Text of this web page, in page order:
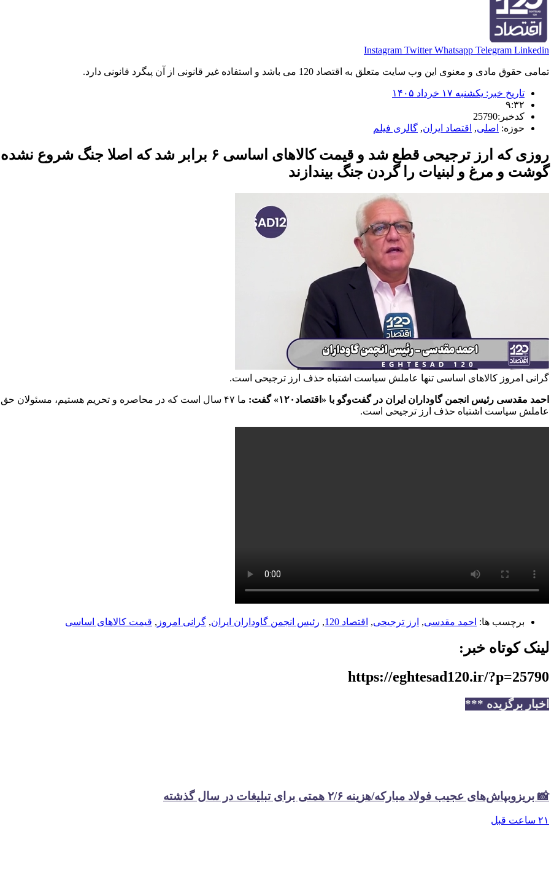
Instagram Twitter Whatsapp Telegram Linkedin
تمامی حقوق مادی و معنوی این وب سایت متعلق به اقتصاد 120 می باشد و استفاده غیر قانونی از آن پیگرد قانونی دارد.
تاریخ خبر: یکشنبه ۱۷ خرداد ۱۴۰۵
۹:۳۲
کدخبر:25790
حوزه: اصلی, اقتصاد ایران, گالری فیلم
روزی که ارز ترجیحی قطع شد و قیمت کالاهای اساسی ۶
گوشت و مرغ و لبنیات را گردن جنگ بیندازند
گرانی امروز کالاهای اساسی تنها عاملش سیاست اشتباه حذف ارز ترجیحی است.
احمد مقدسی رئیس انجمن گاوداران ایران در گفت‌وگو با «اقتصاد۱۲۰» گفت:
ما ۴۷ سال است که در محاصره و تحریم هستیم، مسئولان حق
عاملش سیاست اشتباه حذف ارز ترجیحی است.
برچسب ها: احمد مقدسی, ارز ترجیحی, اقتصاد 120 , رئیس انجمن گاوداران ایران, گرانی امروز , قیمت کالاهای اساسی
لینک کوتاه خبر:
https://eghtesad120.ir/?p=25790
اخبار برگزیده ***
📸 بریزوبپاش‌های عجیب فولاد مبارکه/هزینه ۲/۶ همتی برای تبلیغات در سال گذشته
۲۱ ساعت قبل